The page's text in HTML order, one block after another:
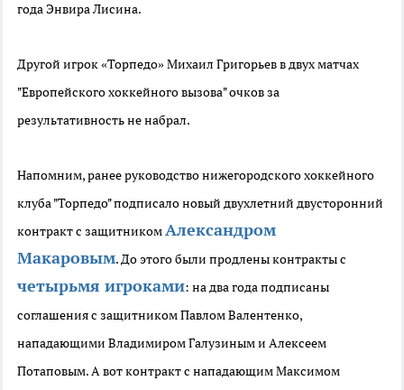
года Энвира Лисина.
Другой игрок «Торпедо» Михаил Григорьев в двух матчах
"Европейского хоккейного вызова" очков за
результативность не набрал.
Напомним, ранее руководство нижегородского хоккейного
клуба "Торпедо" подписало новый двухлетний двусторонний
контракт с защитникомАлександром
Макаровым. До этого были продлены контракты с
четырьмя игроками: на два года подписаны
соглашения с защитником Павлом Валентенко,
нападающими Владимиром Галузиным и Алексеем
Потаповым. А вот контракт с нападающим Максимом